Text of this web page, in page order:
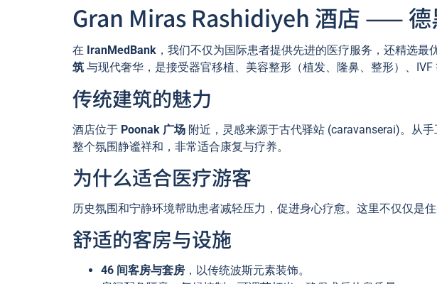
Gran Miras Rashidiyeh 酒店 ——
在 IranMedBank ，我们不仅为国际患者提供先进的医疗服务，还精选
筑 与现代奢华，是接受器官移植、美容整形（植发、隆鼻、整形）、IVF
传统建筑的魅力
酒店位于 Poonak 广场 附近，灵感来源于古代驿站 (caravanserai)。从
整个氛围静谧祥和，非常适合康复与疗养。
为什么适合医疗游客
历史氛围和宁静环境帮助患者减轻压力，促进身心疗愈。这里不仅仅是
舒适的客房与设施
46 间客房与套房 ，以传统波斯元素装饰。